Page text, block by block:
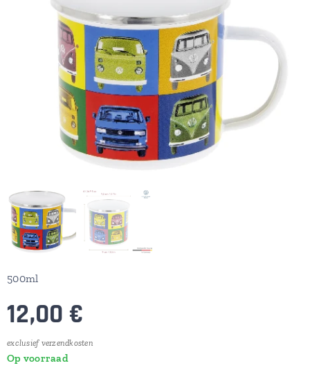
500ml
12,00 €
exclusief verzendkosten
Op voorraad